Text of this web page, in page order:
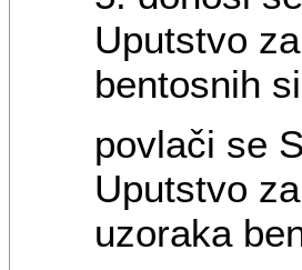
Uputstvo
bentosnih
povlači se
Uputstvo
uzoraka